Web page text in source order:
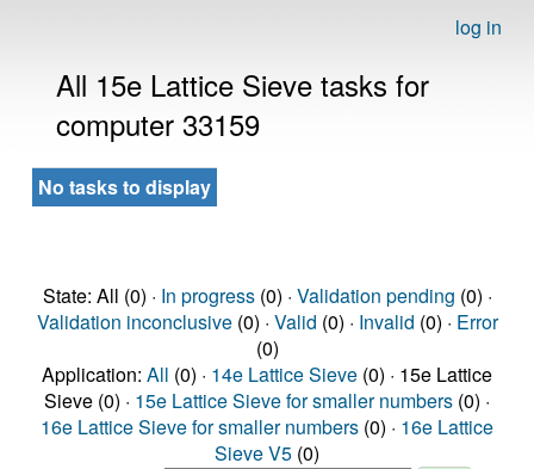
log in
All 15e Lattice Sieve tasks for
computer 33159
No tasks to display
State: All (0) · In progress(0) · Validation pending (0) ·
Validation inconclusive(0) · Valid (0) · Invalid (0) · Error
(0)
Application: All (0) · 14e Lattice Sieve (0) · 15e Lattice
Sieve (0) · 15e Lattice Sieve for smaller numbers (0) ·
16e Lattice Sieve for smaller numbers (0) · 16e Lattice
Sieve V5 (0)